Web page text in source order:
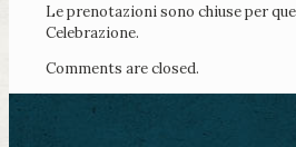
Le prenotazioni sono chiuse per
Celebrazione.
Comments are closed.